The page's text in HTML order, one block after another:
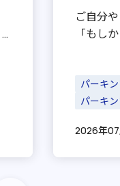
ご自分
「もし
ン病に
かもし
いため
パーキ
パーキ
2026年